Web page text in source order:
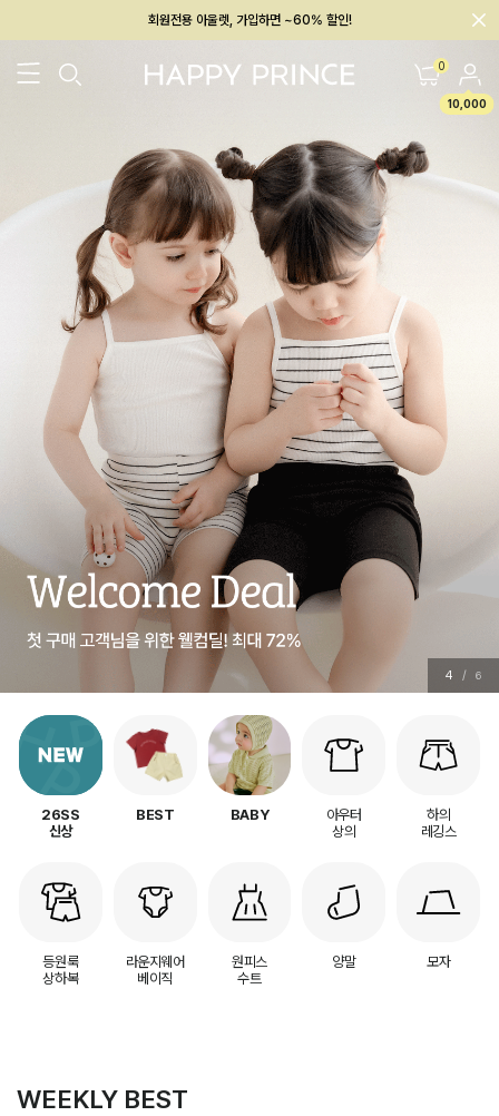
회원전용 아울렛, 가입하면 ~60% 할인!
0
10,000
5 / 6
26SS
신상
BEST BABY
아우터
상의
하의
레깅스
등원룩
상하복
라운지웨어
베이직
원피스
수트
양말 모자
WEEKLY BEST